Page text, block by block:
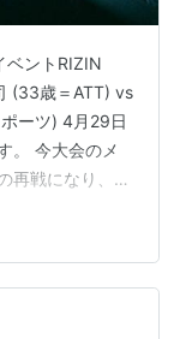
ベントRIZIN
(33歳＝ATT) vs
ーツ) 4月29日
。 今大会のメ
再戦になり、前
。 まさに堀口
会、我らが史
てくれることに
今大会も地上